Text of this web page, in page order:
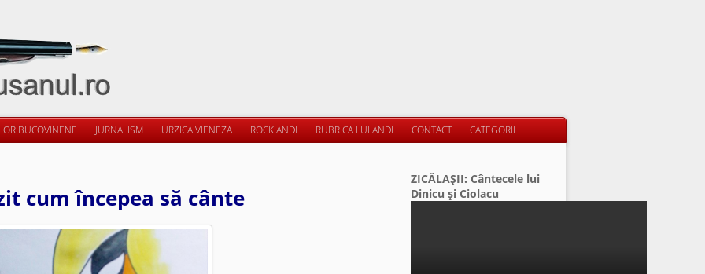
BUCOVINENE JURNALISM URZICA VIENEZA ROCK ANDI RUBRICA LUI ANDI CONTACT CATEGORII
cum începea să cânte
ZICĂLAŞII: Cântecele lui
Dinicu şi Ciolacu